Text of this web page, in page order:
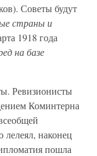
Советы будут
страны и
1918 года
на базе
Ревизионисты
Коминтерна
лелеял, наконец
пошла